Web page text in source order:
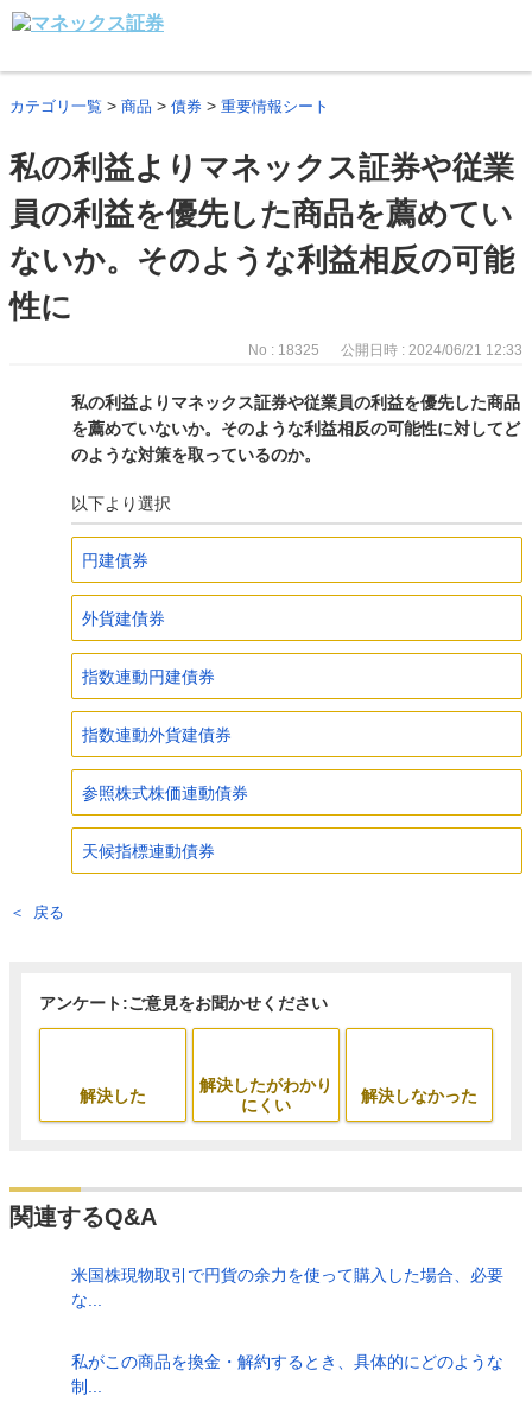
カテゴリ一覧 > 商品 > 債券 > 重要情報シート
私の利益よりマネックス証券や従業
員の利益を優先した商品を薦めてい
ないか。そのような利益相反の可能
性に
No : 18325 公開日時 : 2024/06/21 12:33
私の利益よりマネックス証券や従業員の利益を優先した商品
を薦めていないか。そのような利益相反の可能性に対してど
のような対策を取っているのか。
以下より選択
円建債券
外貨建債券
指数連動円建債券
指数連動外貨建債券
参照株式株価連動債券
天候指標連動債券
戻る
アンケート:ご意見をお聞かせください
解決した
解決したがわかり
にくい
解決しなかった
関連するQ&A
米国株現物取引で円貨の余力を使って購入した場合、必要
な...
私がこの商品を換金・解約するとき、具体的にどのような
制...